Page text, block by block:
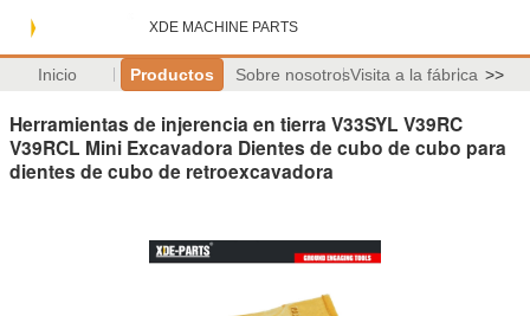
XDE MACHINE PARTS
Inicio Productos Sobre nosotrosVisita a la fábrica >>
Herramientas de injerencia en tierra V33SYL V39RC
V39RCL Mini Excavadora Dientes de cubo de cubo para
dientes de cubo de retroexcavadora